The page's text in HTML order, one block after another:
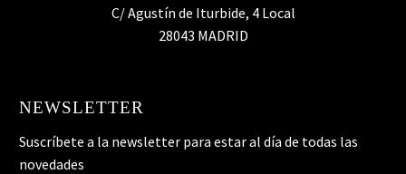
C/ Agustín de Iturbide, 4 Local
28043 MADRID
NEWSLETTER
Suscríbete a la newsletter para estar al día de todas las
novedades